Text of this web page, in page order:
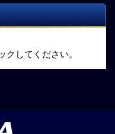
クしてください。